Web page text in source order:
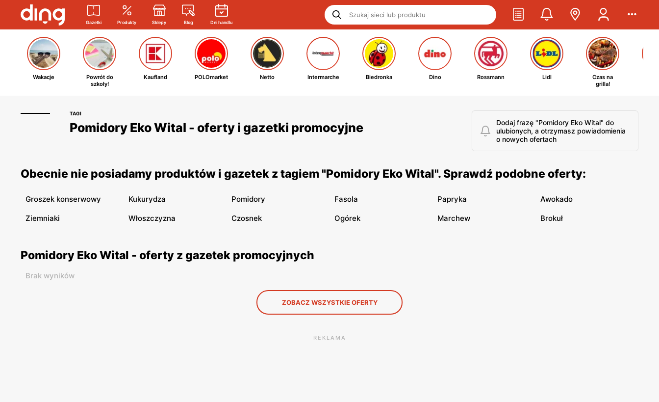
Gazetki Produkty Sklepy Blog Dni handlu
Wakacje
Powrót do
szkoły!
Kaufland POLOmarket Netto Intermarche Biedronka Dino Rossmann Lidl
Czas na
grilla!
TAGI
Pomidory Eko Wital - oferty i gazetki promocyjne
Dodaj frazę "Pomidory Eko Wital" do
ulubionych, a otrzymasz powiadomienia
o nowych ofertach
Obecnie nie posiadamy produktów i gazetek z tagiem "Pomidory Eko Wital". Sprawdź podobne oferty:
Groszek konserwowy Kukurydza Pomidory Fasola Papryka Awokado
Ziemniaki Włoszczyzna Czosnek Ogórek Marchew Brokuł
Pomidory Eko Wital - oferty z gazetek promocyjnych
Brak wyników
ZOBACZ WSZYSTKIE OFERTY
REKLAMA